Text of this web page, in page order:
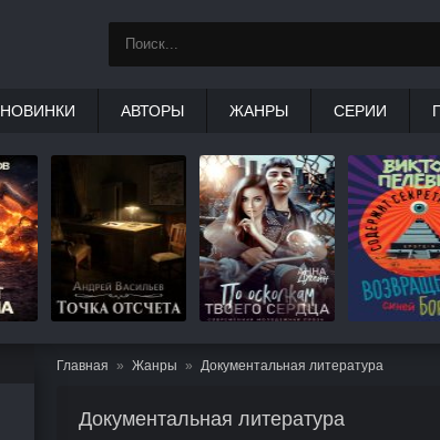
Главная Жанры Документальная литература
Документальная литература
НОВИНКИ АВТОРЫ ЖАНРЫ СЕРИИ